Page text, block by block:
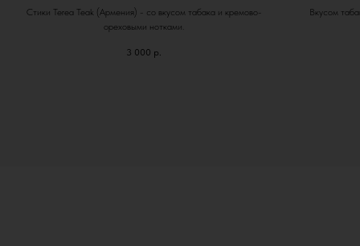
Стики Terea Teak (Армения) - со вкусом табака и кремово-
ореховыми нотками.
3 000 р.
Вкусом